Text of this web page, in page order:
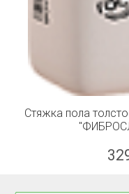
Стяжка пола